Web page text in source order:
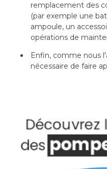
remplacement des
(par exemple une
ampoule, un
opérations de
Enfin, comme nous
nécessaire de faire